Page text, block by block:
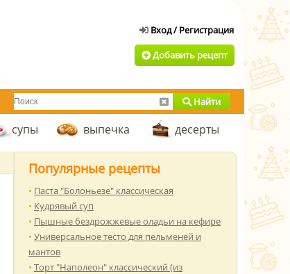
Добавить рецепт
Найти
супы выпечка десерты
Популярные рецепты
Паста "Болоньезе" классическая
Кудрявый суп
Пышные бездрожжевые оладьи на кефире
Универсальное тесто для пельменей и
мантов
Торт "Наполеон" классический (из